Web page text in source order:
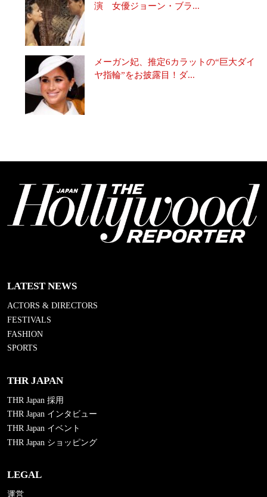
演 女優ジョーン・ブラ...
メーガン妃、推定6カラットの“巨大ダイ
ヤ指輪”をお披露目！ダ...
LATEST NEWS
ACTORS & DIRECTORS
FESTIVALS
FASHION
SPORTS
THR JAPAN
THR Japan 採用
THR Japan インタビュー
THR Japan イベント
THR Japan ショッピング
LEGAL
運営